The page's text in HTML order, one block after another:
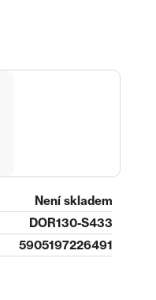
Není skladem
DOR130-S433
5905197226491